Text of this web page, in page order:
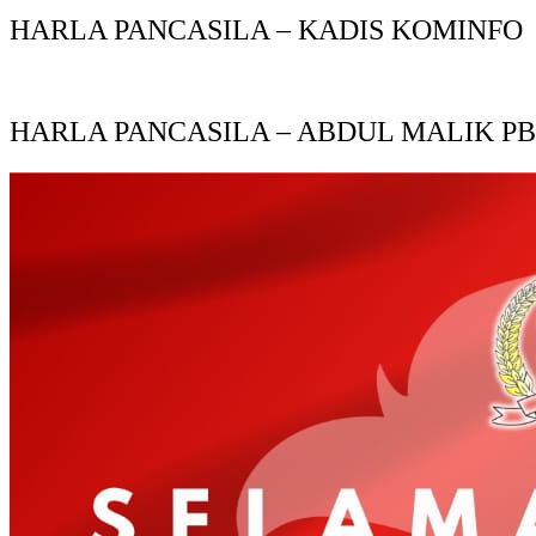
HARLA PANCASILA – KADIS KOMINFO
HARLA PANCASILA – ABDUL MALIK